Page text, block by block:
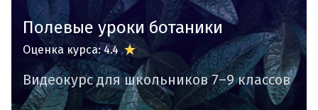
Полевые уроки ботаники
Оценка курса: 4.4
Видеокурс для школьников 7–9 классов